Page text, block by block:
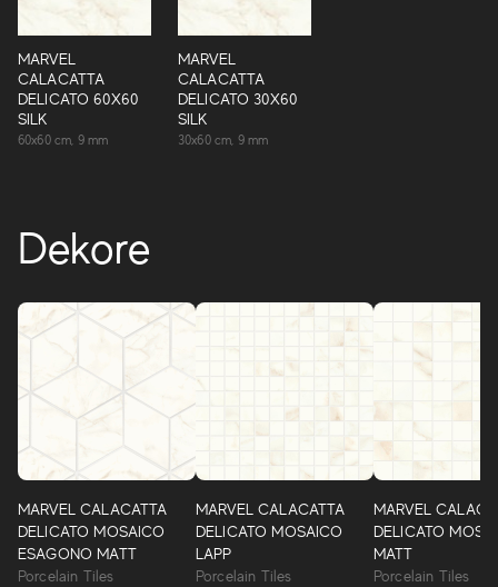
MARVEL
CALACATTA
DELICATO 60X60
SILK
60x60 cm, 9 mm
MARVEL
CALACATTA
DELICATO 30X60
SILK
30x60 cm, 9 mm
Dekore
MARVEL CALACATTA
DELICATO MOSAICO
ESAGONO MATT
Porcelain Tiles
MARVEL CALACATTA
DELICATO MOSAICO
LAPP
Porcelain Tiles
MARVEL
DELICATO
MATT
Porcelain Tiles